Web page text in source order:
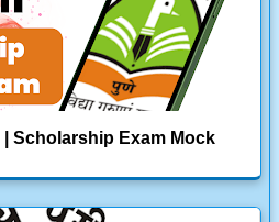
| Scholarship Exam Mock